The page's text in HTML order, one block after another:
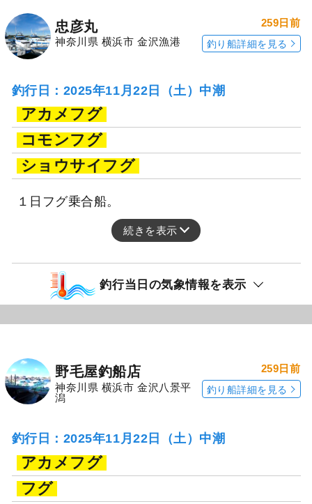
忠彦丸
神奈川県 横浜市 金沢漁港
259日前
釣り船詳細を見る
釣行日：2025年11月22日（土）中潮
アカメフグ
コモンフグ
ショウサイフグ
１日フグ乗合船。
続きを表示
釣行当日の気象情報を表示
野毛屋釣船店
神奈川県 横浜市 金沢八景平
潟
259日前
釣り船詳細を見る
釣行日：2025年11月22日（土）中潮
アカメフグ
フグ